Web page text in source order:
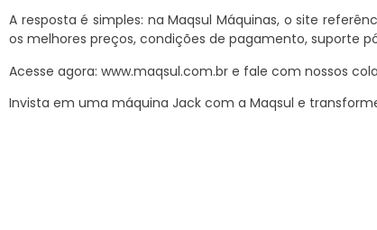
A resposta é simples: na Maqsul Máquinas, o site
os melhores preços, condições de pagamento, suporte
Acesse agora: www.maqsul.com.br e fale com nossos
Invista em uma máquina Jack com a Maqsul e